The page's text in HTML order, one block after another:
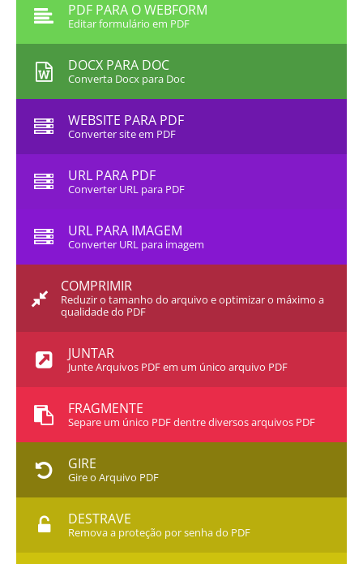
PDF PARA O WEBFORM
Editar formulário em PDF
DOCX PARA DOC
Converta Docx para Doc
WEBSITE PARA PDF
Converter site em PDF
URL PARA PDF
Converter URL para PDF
URL PARA IMAGEM
Converter URL para imagem
COMPRIMIR
Reduzir o tamanho do arquivo e optimizar o máximo a
qualidade do PDF
JUNTAR
Junte Arquivos PDF em um único arquivo PDF
FRAGMENTE
Separe um único PDF dentre diversos arquivos PDF
GIRE
Gire o Arquivo PDF
DESTRAVE
Remova a proteção por senha do PDF